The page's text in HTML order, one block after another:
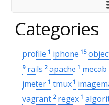
Categories
profile 1 iphone 15
9 rails 2 apache 1 mecab
jmeter 1 tmux 1
vagrant 2 regex 1